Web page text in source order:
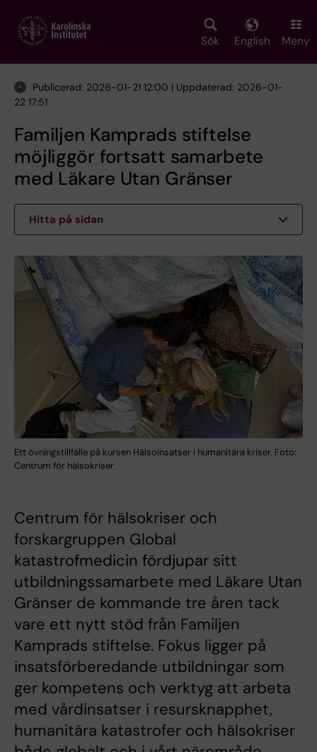
main
Sök English Meny
Publicerad: 2026-01-21 12:00 | Uppdaterad: 2026-01-
22 17:51
Familjen Kamprads stiftelse
möjliggör fortsatt samarbete
med Läkare Utan Gränser
Hitta på sidan
Ett övningstillfälle på kursen Hälsoinsatser i humanitära kriser. Foto:
Centrum för hälsokriser
Centrum för hälsokriser och
forskargruppen Global
katastrofmedicin fördjupar sitt
utbildningssamarbete med Läkare Utan
Gränser de kommande tre åren tack
vare ett nytt stöd från Familjen
Kamprads stiftelse. Fokus ligger på
insatsförberedande utbildningar som
ger kompetens och verktyg att arbeta
med vårdinsatser i resursknapphet,
humanitära katastrofer och hälsokriser